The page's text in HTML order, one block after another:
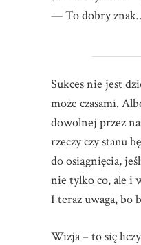
— To dobry
Sukces nie jest
może czasami.
dowolnej przez
rzeczy czy stanu
do osiągnięcia,
nie tylko co, ale i
I teraz uwaga, bo
Wizja – to się